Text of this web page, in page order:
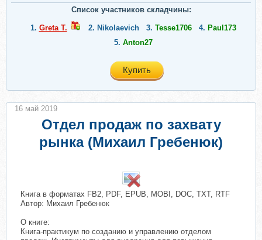
Список участников складчины:
1. Greta Т. 2. Nikolaevich 3. Tesse1706 4. Paul173
5. Anton27
Купить
Отдел продаж по захвату
рынка (Михаил Гребенюк)
Книга в форматах FB2, PDF, EPUB, MOBI, DOC, TXT, RTF
Автор: Михаил Гребенюк
О книге:
Книга-практикум по созданию и управлению отделом
16 май 2019